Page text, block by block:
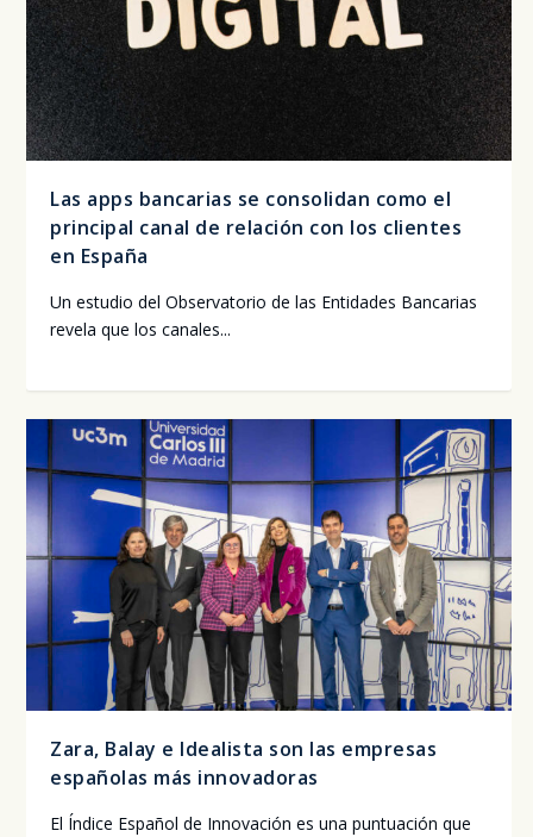
Las apps bancarias se consolidan como el
principal canal de relación con los clientes
en España
Un estu­dio del Obser­va­to­rio de las Enti­da­des Ban­ca­rias
reve­la que los cana­les...
Zara, Balay e Idealista son las empresas
españolas más innovadoras
El Índi­ce Espa­ñol de Inno­va­ción es una pun­tua­ción que